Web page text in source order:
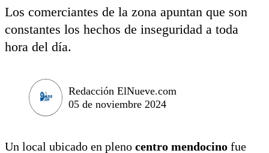
Los comerciantes de la zona apuntan que son
constantes los hechos de inseguridad a toda
hora del día.
Redacción ElNueve.com
05 de noviembre 2024
Un local ubicado en pleno centro mendocino fue